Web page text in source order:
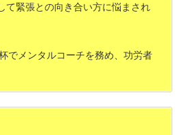
て緊張との向き合い方に悩まされ
でメンタルコーチを務め、功労者